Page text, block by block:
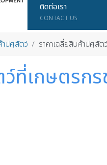
ติดต่อเรา
CONTACT US
าปศุสัตว์ ราคาเฉลี่ยสินค้าปศุสั
ที่เกษตรก